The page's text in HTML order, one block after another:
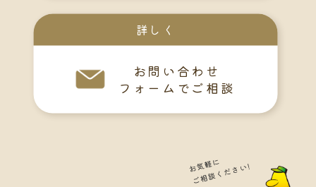
お気軽に
ご相談ください!
詳しく
お問い合わせ
フォームでご相談